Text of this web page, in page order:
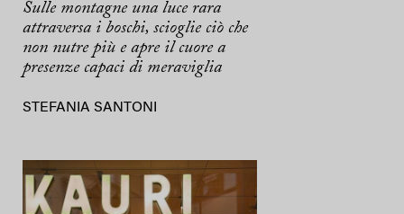
Sulle montagne una luce rara
attraversa i boschi, scioglie ciò che
non nutre più e apre il cuore a
presenze capaci di meraviglia
STEFANIA SANTONI